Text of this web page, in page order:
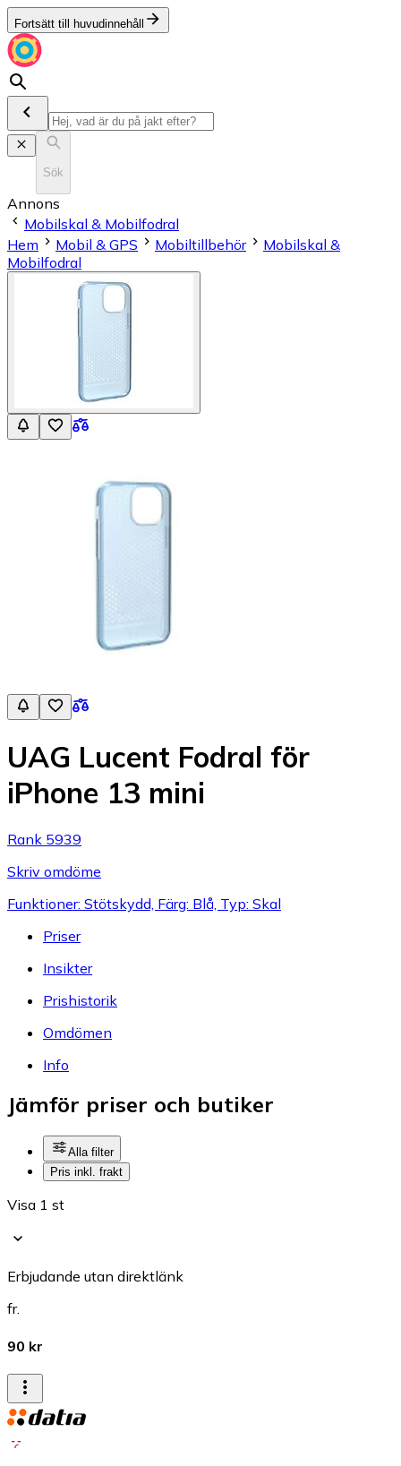
Fortsätt till huvudinnehåll
Sök
Annons
Mobilskal & Mobilfodral
Hem
Mobil & GPS Mobiltillbehör
Mobilskal &
Mobilfodral
UAG Lucent Fodral för
iPhone 13 mini
Rank 5939
Skriv omdöme
Funktioner: Stötskydd, Färg: Blå, Typ: Skal
Priser
Insikter
Prishistorik
Omdömen
Info
Jämför priser och butiker
Alla filter
Pris inkl. frakt
Visa 1 st
Erbjudande utan direktlänk
fr.
90 kr